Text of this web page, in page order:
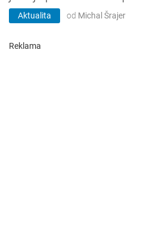
Aktualita od Michal Šrajer
Reklama